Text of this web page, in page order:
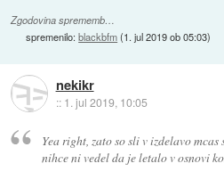
Zgodovina sprememb…
spremenilo:blackbfm(1. jul 2019 ob 05:03)
nekikr
:: 1. jul 2019, 10:05
Yea right, zato so sli v izdelavo
nihce ni vedel da je letalo v osnovi